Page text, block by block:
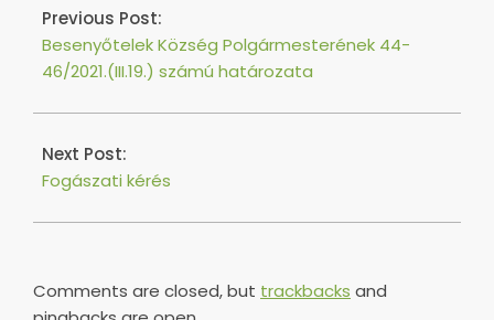
07
Previous Post:
Besenyőtelek Község Polgármesterének 44-
46/2021.(III.19.) számú határozata
Next Post:
Fogászati kérés
Comments are closed, but trackbacks and